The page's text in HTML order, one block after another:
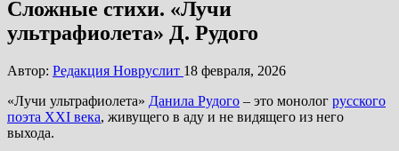
Сложные стихи. «Лучи
ультрафиолета» Д. Рудого
Автор: Редакция Новруслит 18 февраля, 2026
«Лучи ультрафиолета» Данила Рудого – это монолог русского
поэта XXI века, живущего в аду и не видящего из него
выхода.